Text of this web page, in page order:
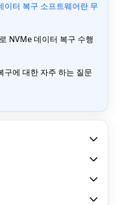
이터 복구 소프트웨어란 무
NVMe 데이터 복구 수행
구에 대한 자주 하는 질문